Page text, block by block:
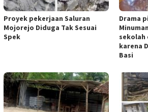
Proyek pekerjaan Saluran
Mojorejo Diduga Tak Sesuai
Spek
Drama
sekolah
karena
Basi